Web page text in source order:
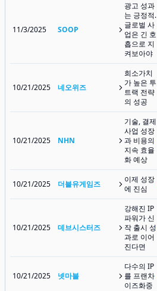
11/3/2025 SOOP
광고 성과
는 긍정적.
글로벌 사
업은 긴 호
흡으로 지
켜보아야
10/21/2025 네오위즈
희소가치
가 높은 투
트랙 전략
의 성공
10/21/2025 NHN
기술, 결제
사업 성장
과 비용의
지속 효율
화 예상
10/21/2025 더블유게임즈
이제 성장
에 진심
10/21/2025 데브시스터즈
강해진 IP
파워가 신
작 출시 성
과로 이어
진다면
10/21/2025 넷마블
다수의 IP
를 프랜차
이즈화중